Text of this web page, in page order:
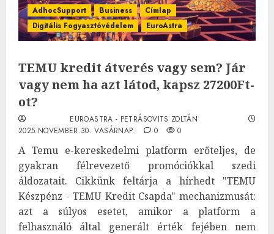
AdhocSupport Business
Címlap
Digitális Fogyasztóvédelem
EuroAstra
TEMU kredit átverés vagy sem? Jár
vagy nem ha azt látod, kapsz 27200Ft-
ot?
EUROASTRA - PETRÁSOVITS ZOLTÁN
2025.NOVEMBER.30. VASÁRNAP.
0 0
A Temu e-kereskedelmi platform erőteljes, de
gyakran félrevezető promóciókkal szedi
áldozatait. Cikkünk feltárja a hírhedt "TEMU
Készpénz - TEMU Kredit Csapda" mechanizmusát:
azt a súlyos esetet, amikor a platform a
felhasználó által generált érték fejében nem